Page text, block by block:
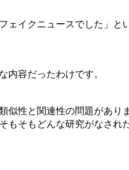
イクニュースでした」と
容だったわけです。
性と関連性の問題があり
もそもどんな研究がなされ